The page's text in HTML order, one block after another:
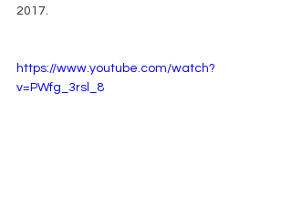
2017.
https://www.youtube.com/watch?
v=PWfg_3rsl_8